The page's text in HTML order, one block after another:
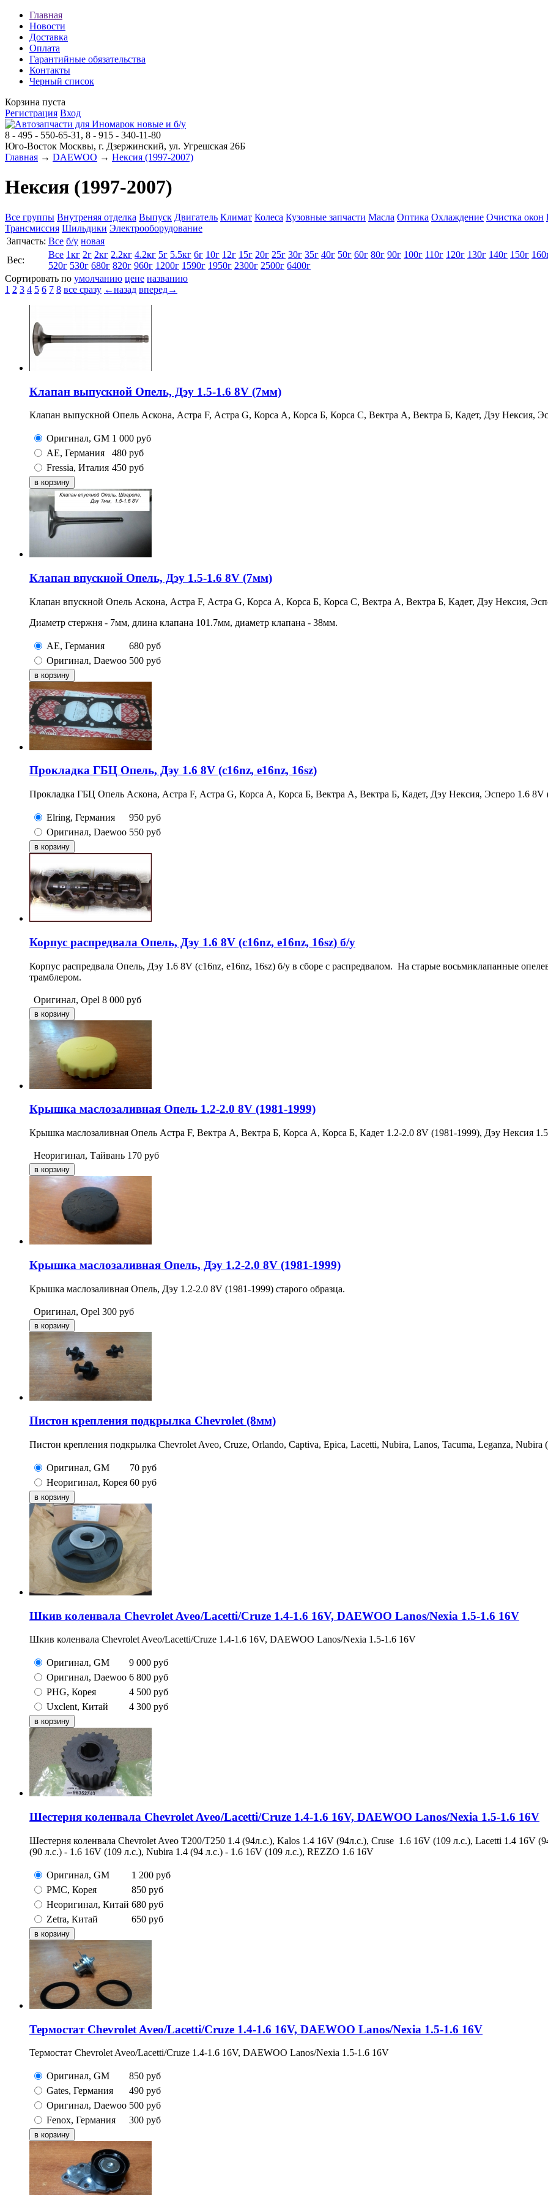
Главная
Новости
Доставка
Оплата
Гарантийные обязательства
Контакты
Черный список
Корзина пуста
Регистрация Вход
8 - 495 - 550-65-31, 8 - 915 - 340-11-80
Юго-Восток Москвы, г. Дзержинский, ул. Угрешская 26Б
Главная → DAEWOO → Нексия (1997-2007)
Нексия (1997-2007)
Все группы Внутреняя отделка Выпуск Двигатель Климат Колеса Кузовные запчасти Масла Оптика Охлаждение Очистка окон
Трансмиссия Шильдики Электрооборудование
Запчасть: Все б/у новая
Вес:
Все 1кг 2г 2кг 2.2кг 4.2кг 5г 5.5кг 6г 10г 12г 15г 20г 25г 30г 35г 40г 50г 60г 80г 90г 100г 110г 120г 130г 140г 150г
520г 530г 680г 820г 960г 1200г 1590г 1950г 2300г 2500г 6400г
Сортировать по умолчанию цене названию
1 2 3 4 5 6 7 8 все сразу ←назад вперед→
Клапан выпускной Опель, Дэу 1.5-1.6 8V (7мм)
Клапан выпускной Опель Аскона, Астра F, Астра G, Корса А, Корса Б, Корса С, Вектра А, Вектра Б, Кадет, Дэу Нексия,
Оригинал, GM 1 000 руб
AE, Германия
480 руб
Fressia, Италия 450 руб
Клапан впускной Опель, Дэу 1.5-1.6 8V (7мм)
Клапан впускной Опель Аскона, Астра F, Астра G, Корса А, Корса Б, Корса С, Вектра А, Вектра Б, Кадет, Дэу Нексия,
Диаметр стержня - 7мм, длина клапана 101.7мм, диаметр клапана - 38мм.
AE, Германия 680 руб
Оригинал, Daewoo 500 руб
Прокладка ГБЦ Опель, Дэу 1.6 8V (с16nz, e16nz, 16sz)
Прокладка ГБЦ Опель Аскона, Астра F, Астра G, Корса А, Корса Б, Вектра А, Вектра Б, Кадет, Дэу Нексия, Эсперо 1.6 8V
Elring, Германия 950 руб
Оригинал, Daewoo 550 руб
Корпус распредвала Опель, Дэу 1.6 8V (с16nz, e16nz, 16sz) б/у
Корпус распредвала Опель, Дэу 1.6 8V (с16nz, e16nz, 16sz) б/у в сборе с распредвалом. На старые восьмиклапанные
трамблером.
Оригинал, Opel 8 000 руб
Крышка маслозаливная Опель 1.2-2.0 8V (1981-1999)
Крышка маслозаливная Опель Астра F, Вектра А, Вектра Б, Корса А, Корса Б, Кадет 1.2-2.0 8V (1981-1999), Дэу Нексия
Неоригинал, Тайвань 170 руб
Крышка маслозаливная Опель, Дэу 1.2-2.0 8V (1981-1999)
Крышка маслозаливная Опель, Дэу 1.2-2.0 8V (1981-1999) старого образца.
Оригинал, Opel 300 руб
Пистон крепления подкрылка Chevrolet (8мм)
Пистон крепления подкрылка Chevrolet Aveo, Cruze, Orlando, Captiva, Epica, Lacetti, Nubira, Lanos, Tacuma, Leganza, Nubira
Оригинал, GM 70 руб
Неоригинал, Корея 60 руб
Шкив коленвала Chevrolet Aveo/Lacetti/Cruze 1.4-1.6 16V, DAEWOO Lanos/Nexia 1.5-1.6 16V
Шкив коленвала Chevrolet Aveo/Lacetti/Cruze 1.4-1.6 16V, DAEWOO Lanos/Nexia 1.5-1.6 16V
Оригинал, GM 9 000 руб
Оригинал, Daewoo 6 800 руб
PHG, Корея
4 500 руб
Uxclent, Китай
4 300 руб
Шестерня коленвала Chevrolet Aveo/Lacetti/Cruze 1.4-1.6 16V, DAEWOO Lanos/Nexia 1.5-1.6 16V
Шестерня коленвала Chevrolet Aveo Т200/Т250 1.4 (94л.с.), Kalos 1.4 16V (94л.с.), Cruse 1.6 16V (109 л.с.), Lacetti 1.4 16V
(90 л.с.) - 1.6 16V (109 л.с.), Nubira 1.4 (94 л.с.) - 1.6 16V (109 л.с.), REZZO 1.6 16V
Оригинал, GM 1 200 руб
PMC, Корея
850 руб
Неоригинал, Китай 680 руб
Zetra, Китай
650 руб
Термостат Chevrolet Aveo/Lacetti/Cruze 1.4-1.6 16V, DAEWOO Lanos/Nexia 1.5-1.6 16V
Термостат Chevrolet Aveo/Lacetti/Cruze 1.4-1.6 16V, DAEWOO Lanos/Nexia 1.5-1.6 16V
Оригинал, GM 850 руб
Gates, Германия
490 руб
Оригинал, Daewoo 500 руб
Fenox, Германия
300 руб